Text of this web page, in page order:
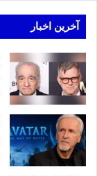
آخرین اخبار